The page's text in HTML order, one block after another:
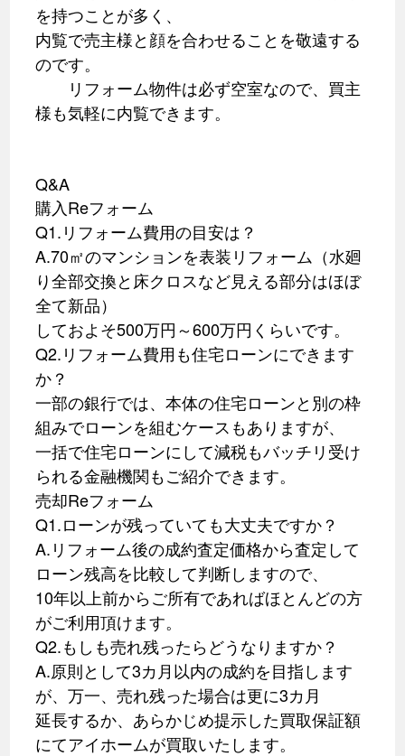
を持つことが多く、
内覧で売主様と顔を合わせることを敬遠する
のです。
リフォーム物件は必ず空室なので、買主
様も気軽に内覧できます。
Q&A
購入Reフォーム
Q1.リフォーム費用の目安は？
A.70㎡のマンションを表装リフォーム（水廻
り全部交換と床クロスなど見える部分はほぼ
全て新品）
しておよそ500万円～600万円くらいです。
Q2.リフォーム費用も住宅ローンにできます
か？
一部の銀行では、本体の住宅ローンと別の枠
組みでローンを組むケースもありますが、
一括で住宅ローンにして減税もバッチリ受け
られる金融機関もご紹介できます。
売却Reフォーム
Q1.ローンが残っていても大丈夫ですか？
A.リフォーム後の成約査定価格から査定して
ローン残高を比較して判断しますので、
10年以上前からご所有であればほとんどの方
がご利用頂けます。
Q2.もしも売れ残ったらどうなりますか？
A.原則として3カ月以内の成約を目指します
が、万一、売れ残った場合は更に3カ月
延長するか、あらかじめ提示した買取保証額
にてアイホームが買取いたします。